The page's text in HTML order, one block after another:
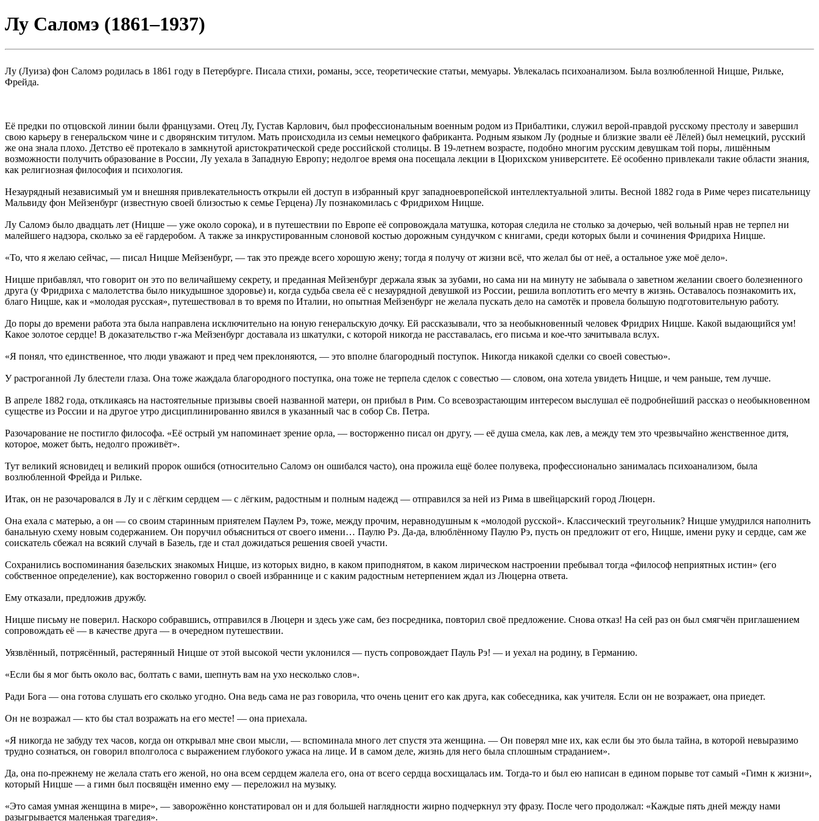
Лу Саломэ (1861–1937)
Лу (Луиза) фон Саломэ родилась в 1861 году в Петербурге. Писала стихи, романы, эссе, теоретические статьи, мемуары. Увлекалась психоанализом. Была возлюбленной Ницше, Рильке,
Фрейда.
Её предки по отцовской линии были французами. Отец Лу, Густав Карлович, был профессиональным военным родом из Прибалтики, служил верой-правдой русскому престолу и завершил
свою карьеру в генеральском чине и с дворянским титулом. Мать происходила из семьи немецкого фабриканта. Родным языком Лу (родные и близкие звали её Лёлей) был немецкий, русский
же она знала плохо. Детство её протекало в замкнутой аристократической среде российской столицы. В 19-летнем возрасте, подобно многим русским девушкам той поры, лишённым
возможности получить образование в России, Лу уехала в Западную Европу; недолгое время она посещала лекции в Цюрихском университете. Её особенно привлекали такие области знания,
как религиозная философия и психология.
Незаурядный независимый ум и внешняя привлекательность открыли ей доступ в избранный круг западноевропейской интеллектуальной элиты. Весной 1882 года в Риме через писательницу
Мальвиду фон Мейзенбург (известную своей близостью к семье Герцена) Лу познакомилась с Фридрихом Ницше.
Лу Саломэ было двадцать лет (Ницше — уже около сорока), и в путешествии по Европе её сопровождала матушка, которая следила не столько за дочерью, чей вольный нрав не терпел ни
малейшего надзора, сколько за её гардеробом. А также за инкрустированным слоновой костью дорожным сундучком с книгами, среди которых были и сочинения Фридриха Ницше.
«То, что я желаю сейчас, — писал Ницше Мейзенбург, — так это прежде всего хорошую жену; тогда я получу от жизни всё, что желал бы от неё, а остальное уже моё дело».
Ницше прибавлял, что говорит он это по величайшему секрету, и преданная Мейзенбург держала язык за зубами, но сама ни на минуту не забывала о заветном желании своего болезненного
друга (у Фридриха с малолетства было никудышное здоровье) и, когда судьба свела её с незаурядной девушкой из России, решила воплотить его мечту в жизнь. Оставалось познакомить их,
благо Ницше, как и «молодая русская», путешествовал в то время по Италии, но опытная Мейзенбург не желала пускать дело на самотёк и провела большую подготовительную работу.
До поры до времени работа эта была направлена исключительно на юную генеральскую дочку. Ей рассказывали, что за необыкновенный человек Фридрих Ницше. Какой выдающийся ум!
Какое золотое сердце! В доказательство г-жа Мейзенбург доставала из шкатулки, с которой никогда не расставалась, его письма и кое-что зачитывала вслух.
«Я понял, что единственное, что люди уважают и пред чем преклоняются, — это вполне благородный поступок. Никогда никакой сделки со своей совестью».
У растроганной Лу блестели глаза. Она тоже жаждала благородного поступка, она тоже не терпела сделок с совестью — словом, она хотела увидеть Ницше, и чем раньше, тем лучше.
В апреле 1882 года, откликаясь на настоятельные призывы своей названной матери, он прибыл в Рим. Со всевозрастающим интересом выслушал её подробнейший рассказ о необыкновенном
существе из России и на другое утро дисциплинированно явился в указанный час в собор Св. Петра.
Разочарование не постигло философа. «Её острый ум напоминает зрение орла, — восторженно писал он другу, — её душа смела, как лев, а между тем это чрезвычайно женственное дитя,
которое, может быть, недолго проживёт».
Тут великий ясновидец и великий пророк ошибся (относительно Саломэ он ошибался часто), она прожила ещё более полувека, профессионально занималась психоанализом, была
возлюбленной Фрейда и Рильке.
Итак, он не разочаровался в Лу и с лёгким сердцем — с лёгким, радостным и полным надежд — отправился за ней из Рима в швейцарский город Люцерн.
Она ехала с матерью, а он — со своим старинным приятелем Паулем Рэ, тоже, между прочим, неравнодушным к «молодой русской». Классический треугольник? Ницше умудрился наполнить
банальную схему новым содержанием. Он поручил объясниться от своего имени… Паулю Рэ. Да-да, влюблённому Паулю Рэ, пусть он предложит от его, Ницше, имени руку и сердце, сам же
соискатель сбежал на всякий случай в Базель, где и стал дожидаться решения своей участи.
Сохранились воспоминания базельских знакомых Ницше, из которых видно, в каком приподнятом, в каком лирическом настроении пребывал тогда «философ неприятных истин» (его
собственное определение), как восторженно говорил о своей избраннице и с каким радостным нетерпением ждал из Люцерна ответа.
Ему отказали, предложив дружбу.
Ницше письму не поверил. Наскоро собравшись, отправился в Люцерн и здесь уже сам, без посредника, повторил своё предложение. Снова отказ! На сей раз он был смягчён приглашением
сопровождать её — в качестве друга — в очередном путешествии.
Уязвлённый, потрясённый, растерянный Ницше от этой высокой чести уклонился — пусть сопровождает Пауль Рэ! — и уехал на родину, в Германию.
«Если бы я мог быть около вас, болтать с вами, шепнуть вам на ухо несколько слов».
Ради Бога — она готова слушать его сколько угодно. Она ведь сама не раз говорила, что очень ценит его как друга, как собеседника, как учителя. Если он не возражает, она приедет.
Он не возражал — кто бы стал возражать на его месте! — она приехала.
«Я никогда не забуду тех часов, когда он открывал мне свои мысли, — вспоминала много лет спустя эта женщина. — Он поверял мне их, как если бы это была тайна, в которой невыразимо
трудно сознаться, он говорил вполголоса с выражением глубокого ужаса на лице. И в самом деле, жизнь для него была сплошным страданием».
Да, она по-прежнему не желала стать его женой, но она всем сердцем жалела его, она от всего сердца восхищалась им. Тогда-то и был ею написан в едином порыве тот самый «Гимн к жизни»,
который Ницше — а гимн был посвящён именно ему — переложил на музыку.
«Это самая умная женщина в мире», — заворожённо констатировал он и для большей наглядности жирно подчеркнул эту фразу. После чего продолжал: «Каждые пять дней между нами
разыгрывается маленькая трагедия».